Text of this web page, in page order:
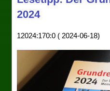
2024
12024:170:0 ( 2024-06-18)